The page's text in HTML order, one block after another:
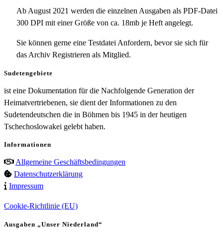
Ab August 2021 werden die einzelnen Ausgaben als PDF-Datei
300 DPI mit einer Größe von ca. 18mb je Heft angelegt.
Sie können gerne eine Testdatei Anfordern, bevor sie sich für
das Archiv Registrieren als Mitglied.
Sudetengebiete
ist eine Dokumentation für die Nachfolgende Generation der
Heimatvertriebenen, sie dient der Informationen zu den
Sudetendeutschen die in Böhmen bis 1945 in der heutigen
Tschechoslowakei gelebt haben.
Informationen
Allgemeine Geschäftsbedingungen
Datenschutzerklärung
Impressum
Cookie-Richtlinie (EU)
Ausgaben „Unser Niederland“